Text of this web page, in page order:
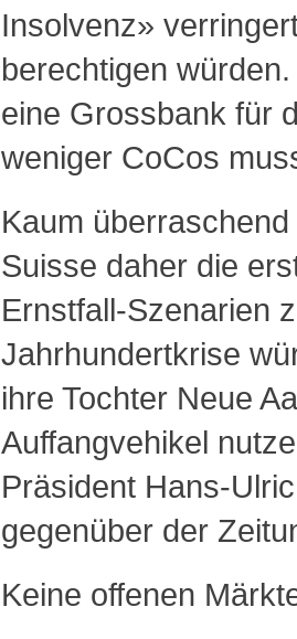
Insolvenz»
berechtigen
eine Grossbank für
weniger CoCos
Kaum
Suisse daher die
Ernstfall-Szenarien
Jahrhundertkrise
ihre Tochter Neue
Auffangvehikel
Präsident Hans-
gegenüber der
Keine offenen